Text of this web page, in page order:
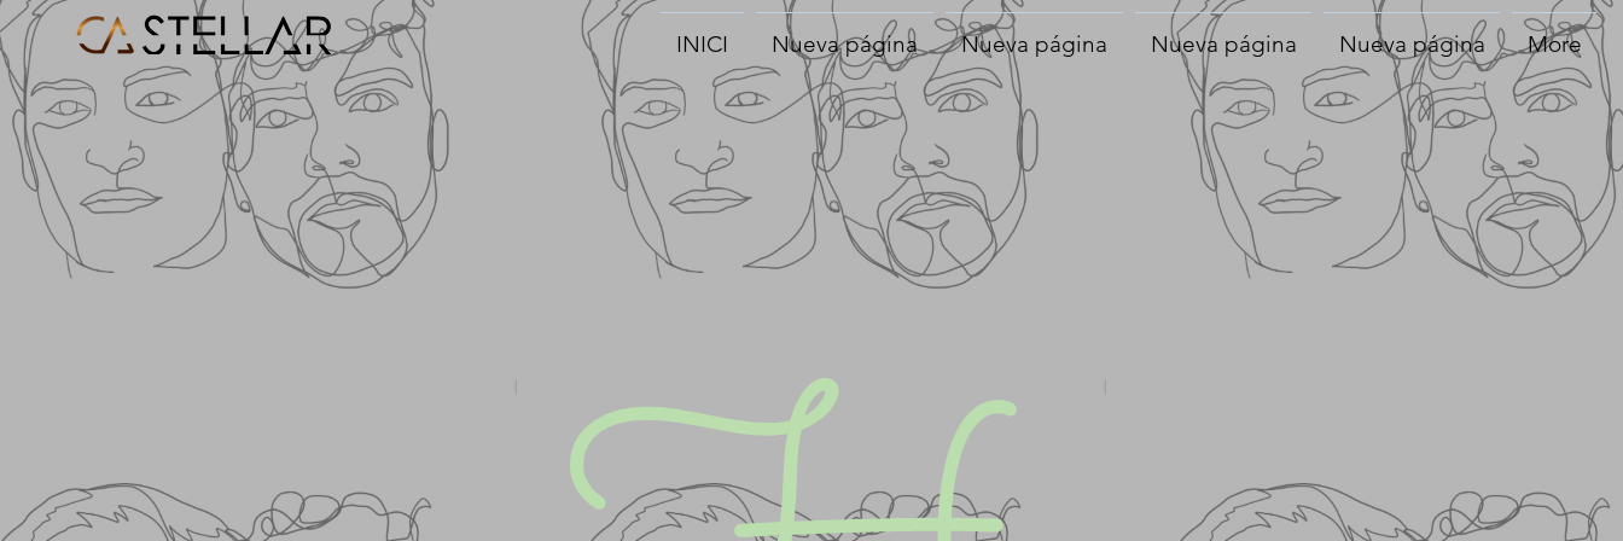
INICI Nueva página Nueva página Nueva página Nueva página More